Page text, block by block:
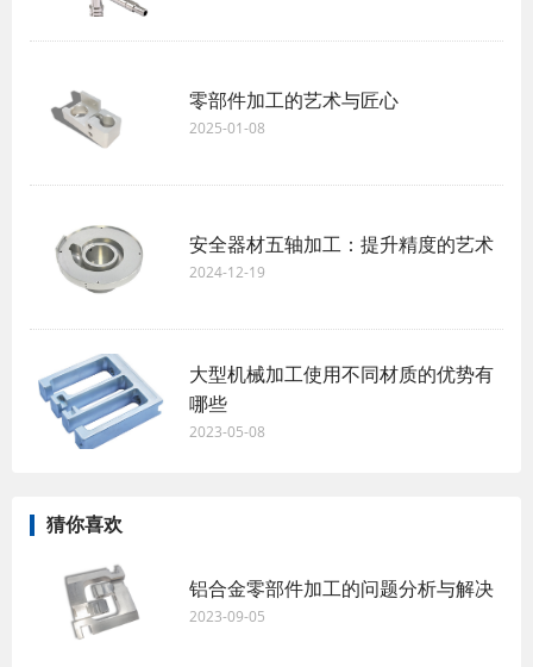
零部件加工的艺术与匠心
2025-01-08
安全器材五轴加工：提升精度的艺术
2024-12-19
大型机械加工使用不同材质的优势有
哪些
2023-05-08
猜你喜欢
铝合金零部件加工的问题分析与解决
2023-09-05